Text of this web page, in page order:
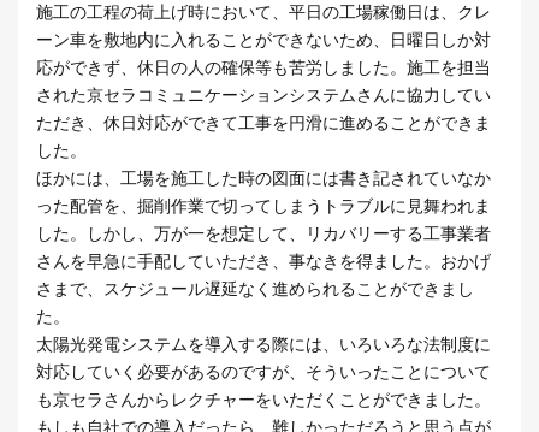
施工の工程の荷上げ時において、平日の工場稼働日は、クレ
ーン車を敷地内に入れることができないため、日曜日しか対
応ができず、休日の人の確保等も苦労しました。施工を担当
された京セラコミュニケーションシステムさんに協力してい
ただき、休日対応ができて工事を円滑に進めることができま
した。
ほかには、工場を施工した時の図面には書き記されていなか
った配管を、掘削作業で切ってしまうトラブルに見舞われま
した。しかし、万が一を想定して、リカバリーする工事業者
さんを早急に手配していただき、事なきを得ました。おかげ
さまで、スケジュール遅延なく進められることができまし
た。
太陽光発電システムを導入する際には、いろいろな法制度に
対応していく必要があるのですが、そういったことについて
も京セラさんからレクチャーをいただくことができました。
もしも自社での導入だったら、難しかっただろうと思う点が